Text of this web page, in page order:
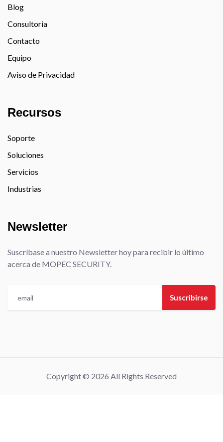
Blog
Consultoria
Contacto
Equipo
Aviso de Privacidad
Recursos
Soporte
Soluciones
Servicios
Industrias
Newsletter
Suscríbase a nuestro Newsletter hoy para recibir lo último
acerca de MOPEC SECURITY.
Suscribirse
Copyright © 2026 All Rights Reserved